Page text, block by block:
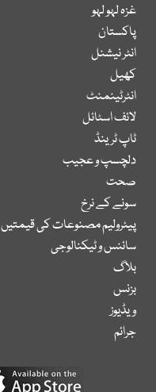
غزہ لہو لہو
پاکستان
انٹر نیشنل
کھیل
انٹرٹینمنٹ
لائف اسٹائل
ٹاپ ٹرینڈ
دلچسپ و عجیب
صحت
سونے کے نرخ
پیٹرولیم مصنوعات کی قیمتیں
سائنس و ٹیکنالوجی
بلاگ
بزنس
ویڈیوز
جرائم